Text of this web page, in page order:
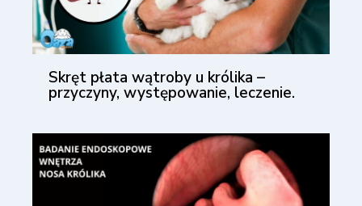
Skręt płata wątroby u królika –
przyczyny, występowanie, leczenie.